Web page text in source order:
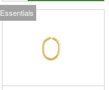
Essentials